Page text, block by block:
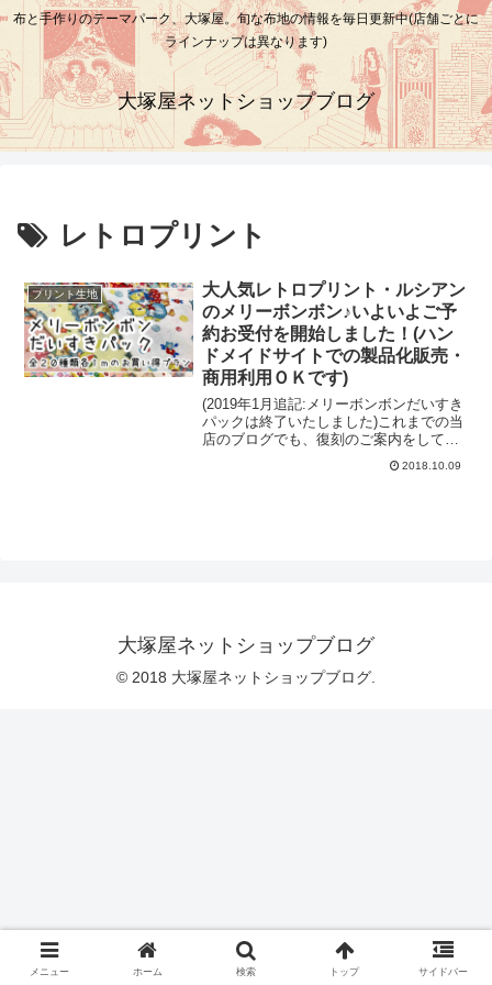
布と手作りのテーマパーク、大塚屋。旬な布地の情報を毎日更新中(店舗ごとに
ラインナップは異なります)
大塚屋ネットショップブログ
レトロプリント
プリント生地
大人気レトロプリント・ルシアン
のメリーボンボン♪いよいよご予
約お受付を開始しました！(ハン
ドメイドサイトでの製品化販売・
商用利用ＯＫです)
(2019年1月追記:メリーボンボンだいすき
パックは終了いたしました)これまでの当
店のブログでも、復刻のご案内をしてま
いりました、ルシアンのレトロシーチン
グプリント、「メリーボンボン」。（※
ージはこちらです）そして、復刻を記念
いたしまして、この度ご用意いたしまし
たのが、「メリーボンボンだいすきパッ
ク」です！！上
2018.10.09
大塚屋ネットショップブログ
© 2018 大塚屋ネットショップブログ.
メニュー ホーム 検索 トップ サイドバー